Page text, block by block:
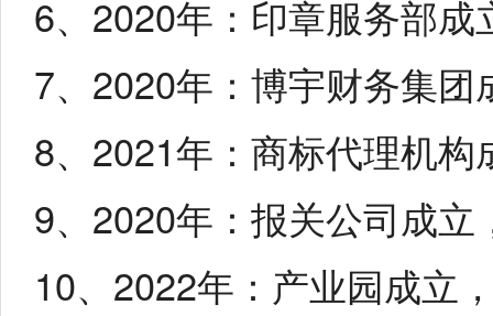
6、2020年：印章服务部
7、2020年：博宇财务集团
8、2021年：商标代理机
9、2020年：报关公司成
10、2022年：产业园成立